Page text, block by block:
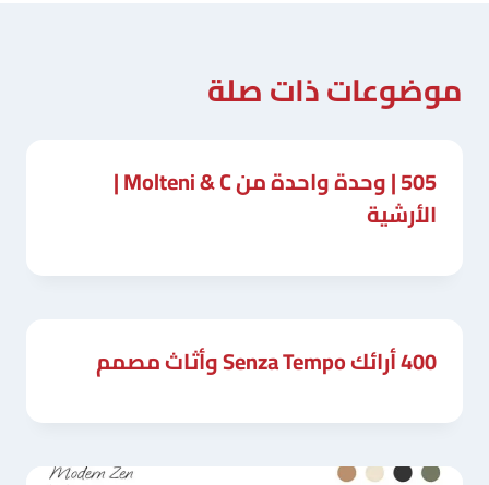
موضوعات ذات صلة
505 | وحدة واحدة من Molteni & C |
الأرشية
400 أرائك Senza Tempo وأثاث مصمم